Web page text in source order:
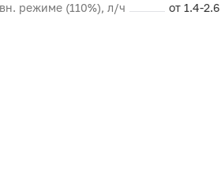
режиме (110%), л/ч
от 1.4-2.6